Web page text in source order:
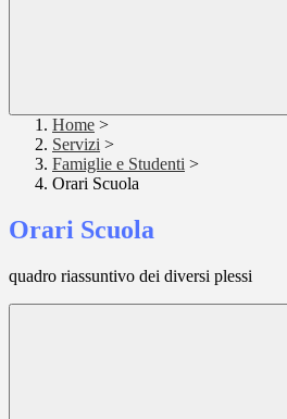
Home >
Servizi >
Famiglie e Studenti >
Orari Scuola
Orari Scuola
quadro riassuntivo dei diversi plessi